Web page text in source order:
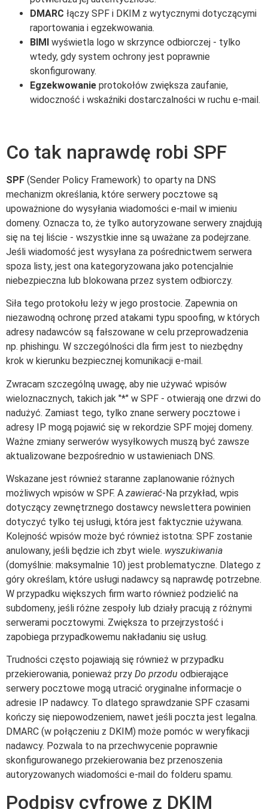
DMARC łączy SPF i DKIM z wytycznymi dotyczącymi
raportowania i egzekwowania.
BIMI wyświetla logo w skrzynce odbiorczej - tylko
wtedy, gdy system ochrony jest poprawnie
skonfigurowany.
Egzekwowanie protokołów zwiększa zaufanie,
widoczność i wskaźniki dostarczalności w ruchu e-mail.
Co tak naprawdę robi SPF
SPF (Sender Policy Framework) to oparty na DNS
mechanizm określania, które serwery pocztowe są
upoważnione do wysyłania wiadomości e-mail w imieniu
domeny. Oznacza to, że tylko autoryzowane serwery znajdują
się na tej liście - wszystkie inne są uważane za podejrzane.
Jeśli wiadomość jest wysyłana za pośrednictwem serwera
spoza listy, jest ona kategoryzowana jako potencjalnie
niebezpieczna lub blokowana przez system odbiorczy.
Siła tego protokołu leży w jego prostocie. Zapewnia on
niezawodną ochronę przed atakami typu spoofing, w których
adresy nadawców są fałszowane w celu przeprowadzenia
np. phishingu. W szczególności dla firm jest to niezbędny
krok w kierunku bezpiecznej komunikacji e-mail.
Zwracam szczególną uwagę, aby nie używać wpisów
wieloznacznych, takich jak "*" w SPF - otwierają one drzwi do
nadużyć. Zamiast tego, tylko znane serwery pocztowe i
adresy IP mogą pojawić się w rekordzie SPF mojej domeny.
Ważne zmiany serwerów wysyłkowych muszą być zawsze
aktualizowane bezpośrednio w ustawieniach DNS.
Wskazane jest również staranne zaplanowanie różnych
możliwych wpisów w SPF. A zawierać-Na przykład, wpis
dotyczący zewnętrznego dostawcy newslettera powinien
dotyczyć tylko tej usługi, która jest faktycznie używana.
Kolejność wpisów może być również istotna: SPF zostanie
anulowany, jeśli będzie ich zbyt wiele. wyszukiwania
(domyślnie: maksymalnie 10) jest problematyczne. Dlatego z
góry określam, które usługi nadawcy są naprawdę potrzebne.
W przypadku większych firm warto również podzielić na
subdomeny, jeśli różne zespoły lub działy pracują z różnymi
serwerami pocztowymi. Zwiększa to przejrzystość i
zapobiega przypadkowemu nakładaniu się usług.
Trudności często pojawiają się również w przypadku
przekierowania, ponieważ przy Do przodu odbierające
serwery pocztowe mogą utracić oryginalne informacje o
adresie IP nadawcy. To dlatego sprawdzanie SPF czasami
kończy się niepowodzeniem, nawet jeśli poczta jest legalna.
DMARC (w połączeniu z DKIM) może pomóc w weryfikacji
nadawcy. Pozwala to na przechwycenie poprawnie
skonfigurowanego przekierowania bez przenoszenia
autoryzowanych wiadomości e-mail do folderu spamu.
Podpisy cyfrowe z DKIM